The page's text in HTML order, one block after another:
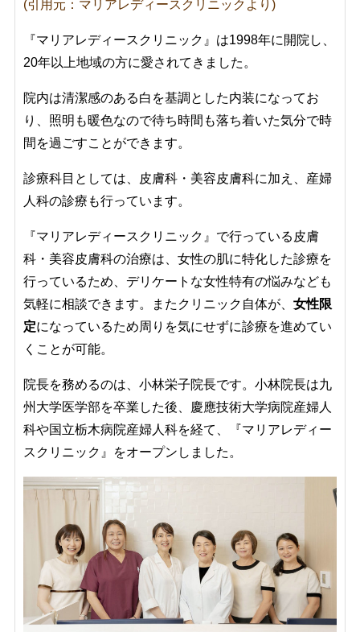
(引用元：マリアレディースクリニックより)
『マリアレディースクリニック』は1998年に開院し、
20年以上地域の方に愛されてきました。
院内は清潔感のある白を基調とした内装になってお
り、照明も暖色なので待ち時間も落ち着いた気分で時
間を過ごすことができます。
診療科目としては、皮膚科・美容皮膚科に加え、産婦
人科の診療も行っています。
『マリアレディースクリニック』で行っている皮膚
科・美容皮膚科の治療は、女性の肌に特化した診療を
行っているため、デリケートな女性特有の悩みなども
気軽に相談できます。またクリニック自体が、 女性限
定になっているため周りを気にせずに診療を進めてい
くことが可能。
院長を務めるのは、小林栄子院長です。小林院長は九
州大学医学部を卒業した後、慶應技術大学病院産婦人
科や国立栃木病院産婦人科を経て、『マリアレディー
スクリニック』をオープンしました。